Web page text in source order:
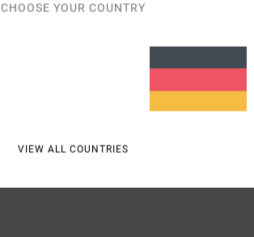
5%
CHOOSE YOUR COUNTRY
VIEW ALL COUNTRIES